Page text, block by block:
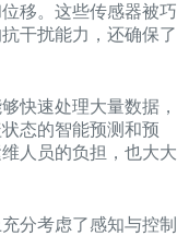
移。这些传感器被巧
干扰能力，还确保了
快速处理大量数据，
态的智能预测和预
人员的负担，也大大
分考虑了感知与控制